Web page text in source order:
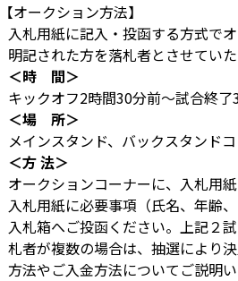
【オークション方法】
入札用紙に記入・投函する方式で
明記された方を落札者とさせていた
＜時 間＞
キックオフ2時間30分前～試合終了
＜場 所＞
メインスタンド、バックスタンド
＜方 法＞
オークションコーナーに、入札用紙
入札用紙に必要事項（氏名、年齢
入札箱へご投函ください。上記２
札者が複数の場合は、抽選により
方法やご入金方法についてご説明い